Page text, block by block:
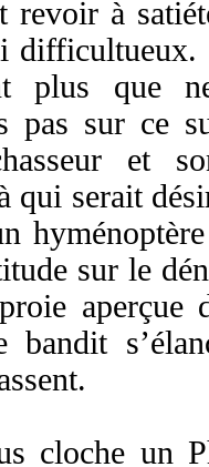
revoirà
difficultueux.
plus que
pas sur ce
et
qui serait
hyménoptère
sur le
proie aperçue
bandits’
.
cloche un